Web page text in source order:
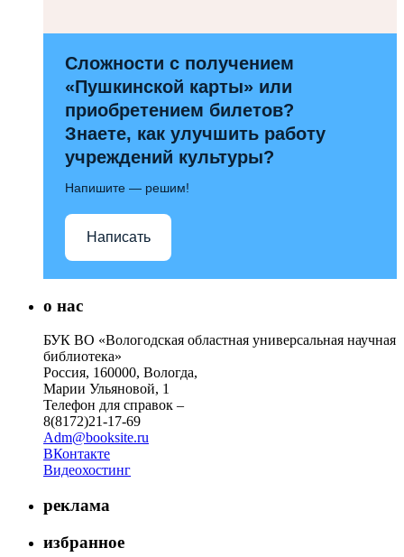
Сложности с получением
«Пушкинской карты» или
приобретением билетов?
Знаете, как улучшить работу
учреждений культуры?
Напишите — решим!
Написать
о нас
БУК ВО «Вологодская областная универсальная научная
библиотека»
Россия, 160000, Вологда,
Марии Ульяновой, 1
Телефон для справок –
8(8172)21-17-69
Adm@booksite.ru
ВКонтакте
Видеохостинг
реклама
избранное